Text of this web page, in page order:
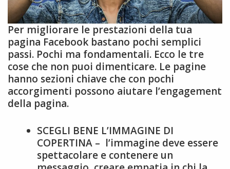
Per migliorare le prestazioni della tua
pagina Facebook bastano pochi semplici
passi. Pochi ma fondamentali. Ecco le tre
cose che non puoi dimenticare. Le pagine
hanno sezioni chiave che con pochi
accorgimenti possono aiutare l’engagement
della pagina.
SCEGLI BENE L’IMMAGINE DI
COPERTINA – l’immagine deve essere
spettacolare e contenere un